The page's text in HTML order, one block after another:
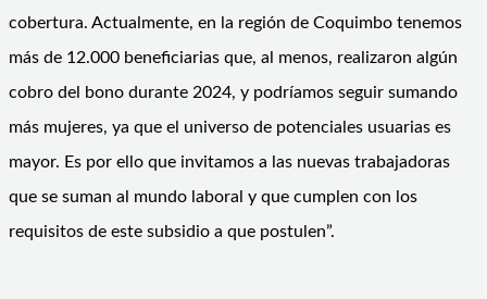
cobertura. Actualmente, en la región de Coquimbo tenemos
más de 12.000 beneficiarias que, al menos, realizaron algún
cobro del bono durante 2024, y podríamos seguir sumando
más mujeres, ya que el universo de potenciales usuarias es
mayor. Es por ello que invitamos a las nuevas trabajadoras
que se suman al mundo laboral y que cumplen con los
requisitos de este subsidio a que postulen”.